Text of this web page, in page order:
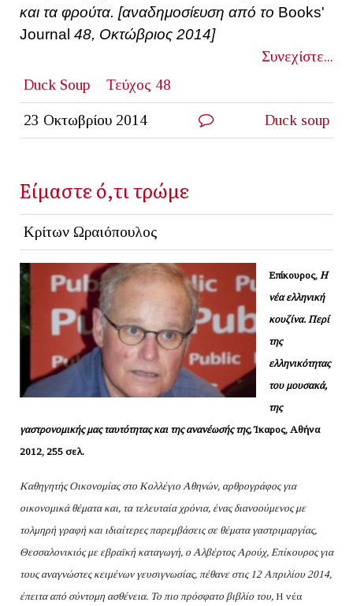
και τα φρούτα. [αναδημοσίευση από το Books'
Journal 48, Οκτώβριος 2014]
Συνεχίστε...
Duck Soup
Τεύχος 48
23 Οκτωβρίου 2014 Duck soup
Είμαστε ό,τι τρώμε
Κρίτων Ωραιόπουλος
Επίκουρος, Η
νέα ελληνική
κουζίνα. Περί
της
ελληνικότητας
του μουσακά,
της
γαστρονομικής μας ταυτότητας και της ανανέωσής της,Ίκαρος, Αθήνα
2012, 255 σελ.
Καθηγητής Οικονομίας στο Κολλέγιο Αθηνών, αρθρογράφος για
οικονομικά θέματα και, τα τελευταία χρόνια, ένας διανοούμενος με
τολμηρή γραφή και ιδιαίτερες παρεμβάσεις σε θέματα γαστριμαργίας,
Θεσσαλονικιός με εβραϊκή καταγωγή, ο Αλβέρτος Αρούχ, Επίκουρος για
τους αναγνώστες κειμένων γευσιγνωσίας, πέθανε στις 12 Απριλίου 2014,
έπειτα από σύντομη ασθένεια. Το πιο πρόσφατο βιβλίο του, Η νέα